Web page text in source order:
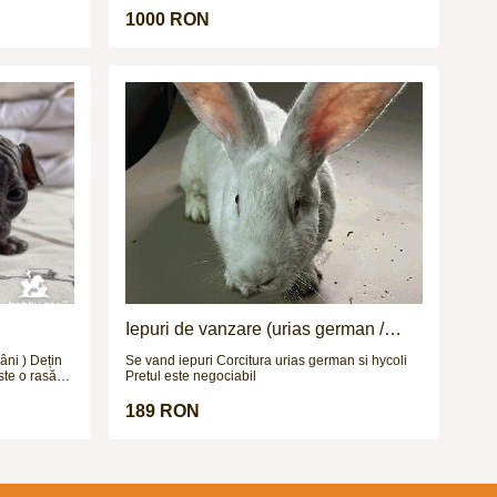
și
de
de
contract. -
precum
Se
Alte
contact
1000 RON
) Dețin
o rasă
pare
cu un
trucuri
Iepuri de vanzare (urias german /
Se vand iepuri Corcitura urias german si hycoli
Pretul este negociabil
189 RON